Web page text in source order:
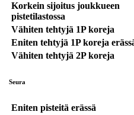
Korkein sijoitus joukkueen
pistetilastossa
Vähiten tehtyjä 1P koreja
Eniten tehtyjä 1P koreja
Vähiten tehtyjä 2P koreja
Seura
Eniten pisteitä erässä